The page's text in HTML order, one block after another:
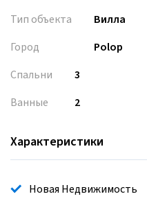
Тип объекта
Вилла
Город
Polop
Спальни
3
Ванные
2
Характеристики
Новая Недвижимость